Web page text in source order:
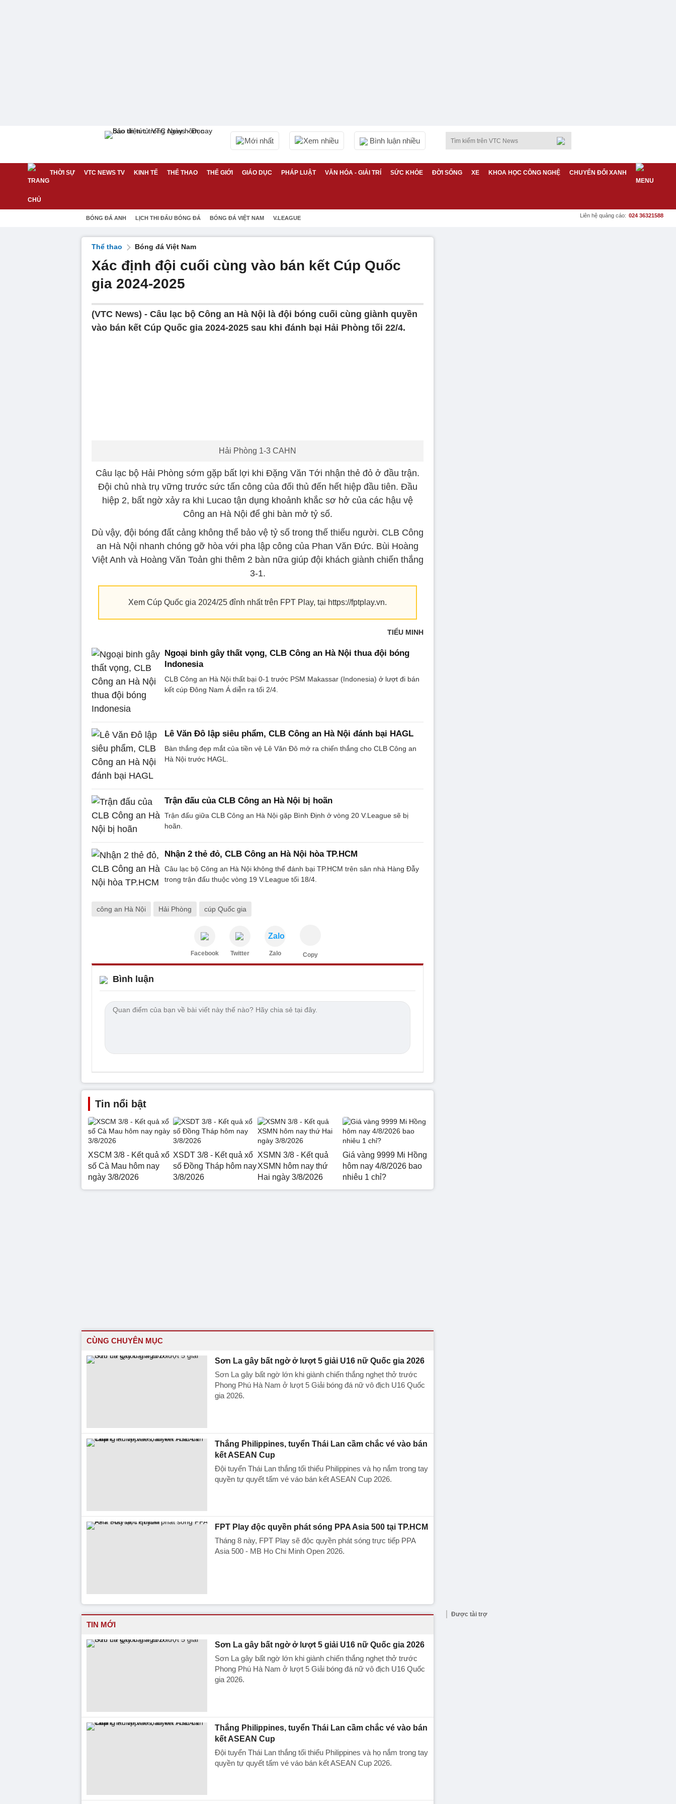
Mới nhất Xem nhiều Bình luận nhiều
THỜI SỰ VTC NEWS TV KINH TẾ THỂ THAO THẾ GIỚI GIÁO DỤC PHÁP LUẬT VĂN HÓA - GIẢI TRÍ SỨC KHỎE ĐỜI SỐNG XE KHOA HỌC CÔNG NGHỆ CHUYỂN ĐỔI XANH
BÓNG ĐÁ ANH LỊCH THI ĐẤU BÓNG ĐÁ BÓNG ĐÁ VIỆT NAM V.LEAGUE Liên hệ quảng cáo: 024 36321588
Thể thao Bóng đá Việt Nam
Xác định đội cuối cùng vào bán kết Cúp Quốc
gia 2024-2025
(VTC News) - Câu lạc bộ Công an Hà Nội là đội bóng cuối cùng giành quyền
vào bán kết Cúp Quốc gia 2024-2025 sau khi đánh bại Hải Phòng tối 22/4.
Hải Phòng 1-3 CAHN
Câu lạc bộ Hải Phòng sớm gặp bất lợi khi Đặng Văn Tới nhận thẻ đỏ ở đầu trận.
Đội chủ nhà trụ vững trước sức tấn công của đối thủ đến hết hiệp đầu tiên. Đầu
hiệp 2, bất ngờ xảy ra khi Lucao tận dụng khoảnh khắc sơ hở của các hậu vệ
Công an Hà Nội để ghi bàn mở tỷ số.
Dù vậy, đội bóng đất cảng không thể bảo vệ tỷ số trong thế thiếu người. CLB Công
an Hà Nội nhanh chóng gỡ hòa với pha lập công của Phan Văn Đức. Bùi Hoàng
Việt Anh và Hoàng Văn Toản ghi thêm 2 bàn nữa giúp đội khách giành chiến thắng
3-1.
Xem Cúp Quốc gia 2024/25 đỉnh nhất trên FPT Play, tại https://fptplay.vn.
TIỂU MINH
Ngoại binh gây thất vọng, CLB Công an Hà Nội thua đội bóng
Indonesia
CLB Công an Hà Nội thất bại 0-1 trước PSM Makassar (Indonesia) ở lượt đi bán
kết cúp Đông Nam Á diễn ra tối 2/4.
Lê Văn Đô lập siêu phẩm, CLB Công an Hà Nội đánh bại HAGL
Bàn thắng đẹp mắt của tiền vệ Lê Văn Đô mở ra chiến thắng cho CLB Công an
Hà Nội trước HAGL.
Trận đấu của CLB Công an Hà Nội bị hoãn
Trận đấu giữa CLB Công an Hà Nội gặp Bình Định ở vòng 20 V.League sẽ bị
hoãn.
Nhận 2 thẻ đỏ, CLB Công an Hà Nội hòa TP.HCM
Câu lạc bộ Công an Hà Nội không thể đánh bại TP.HCM trên sân nhà Hàng Đẫy
trong trận đấu thuộc vòng 19 V.League tối 18/4.
công an Hà Nội Hải Phòng cúp Quốc gia
Facebook Twitter
Zalo
Zalo Copy
Bình luận
Tin nổi bật
XSCM 3/8 - Kết quả xổ
số Cà Mau hôm nay
ngày 3/8/2026
XSDT 3/8 - Kết quả xổ
số Đồng Tháp hôm nay
3/8/2026
XSMN 3/8 - Kết quả
XSMN hôm nay thứ
Hai ngày 3/8/2026
Giá vàng 9999 Mi Hồng
hôm nay 4/8/2026 bao
nhiêu 1 chỉ?
CÙNG CHUYÊN MỤC
Sơn La gây bất ngờ ở lượt 5 giải U16 nữ Quốc gia 2026
Sơn La gây bất ngờ lớn khi giành chiến thắng nghẹt thở trước
Phong Phú Hà Nam ở lượt 5 Giải bóng đá nữ vô địch U16 Quốc
gia 2026.
Thắng Philippines, tuyển Thái Lan cầm chắc vé vào bán
kết ASEAN Cup
Đội tuyển Thái Lan thắng tối thiểu Philippines và họ nắm trong tay
quyền tự quyết tấm vé váo bán kết ASEAN Cup 2026.
FPT Play độc quyền phát sóng PPA Asia 500 tại TP.HCM
Tháng 8 này, FPT Play sẽ độc quyền phát sóng trực tiếp PPA
Asia 500 - MB Ho Chi Minh Open 2026.
TIN MỚI
Sơn La gây bất ngờ ở lượt 5 giải U16 nữ Quốc gia 2026
Sơn La gây bất ngờ lớn khi giành chiến thắng nghẹt thở trước
Phong Phú Hà Nam ở lượt 5 Giải bóng đá nữ vô địch U16 Quốc
gia 2026.
Thắng Philippines, tuyển Thái Lan cầm chắc vé vào bán
kết ASEAN Cup
Đội tuyển Thái Lan thắng tối thiểu Philippines và họ nắm trong tay
quyền tự quyết tấm vé váo bán kết ASEAN Cup 2026.
Được tài trợ